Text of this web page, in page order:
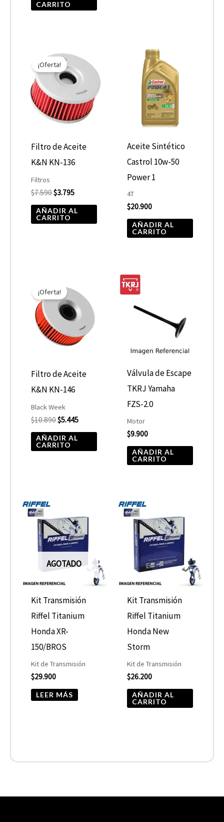
CARRITO
¡Oferta!
Filtro de Aceite
K&N KN-136
Filtros
$7.590
precio
original
era:
$7.590.
$3.795
precio
actual
es:
$3.795.
AÑADIR AL
CARRITO
Aceite Sintético
Castrol 10w-50
Power 1
4T
$20.900
AÑADIR AL
CARRITO
¡Oferta!
Filtro de Aceite
K&N KN-146
Black Week
$10.890
precio
original
era:
$10.890.
$5.445
actual
es:
$5.445.
AÑADIR AL
CARRITO
Válvula de Escape
TKRJ Yamaha
FZS-2.0
Motor
$9.900
AÑADIR AL
CARRITO
AGOTADO
Kit Transmisión
Riffel Titanium
Honda XR-
150/BROS
Kit de Transmisión
$29.900
LEER MÁS
Kit Transmisión
Riffel Titanium
Honda New
Storm
Kit de Transmisión
$26.200
AÑADIR AL
CARRITO